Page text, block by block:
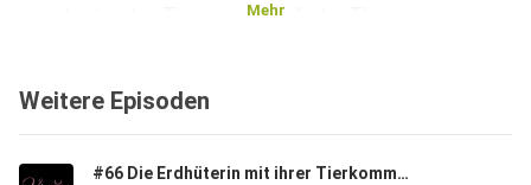
verschiedensten Themen innerhalb des Themas.
Wir wünschen euch ganz viel Spaß beim hören und hoffen
eure Gedanken in Schwung bringen.
Mehr
Weitere Episoden
#66 Die Erdhüterin mit ihrer Tierkommunikation mit Svenja Garbrecht